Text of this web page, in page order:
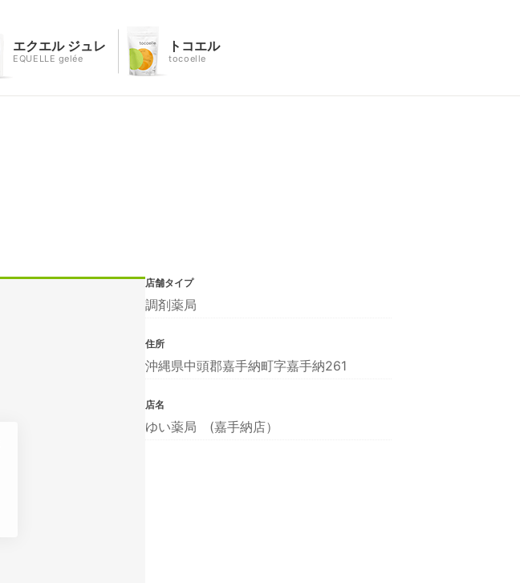
エクエル ジュレ
EQUELLE gelée
トコエル
tocoelle
店舗タイプ
調剤薬局
住所
沖縄県中頭郡嘉手納町字嘉手納261
店名
ゆい薬局 (嘉手納店）